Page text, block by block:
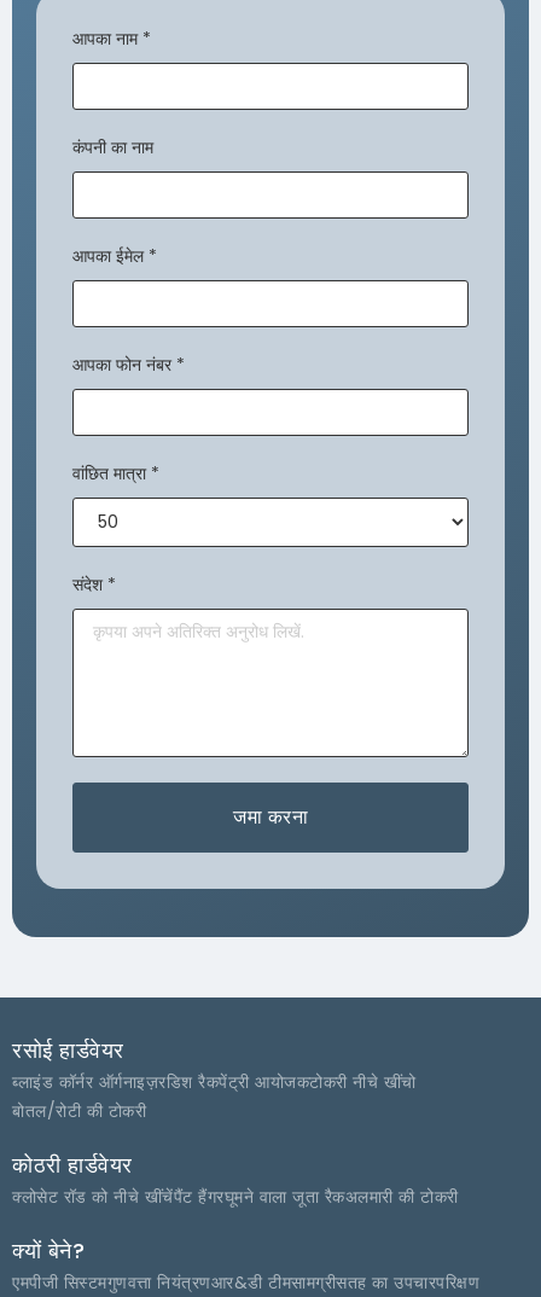
आपका नाम *
कंपनी का नाम
आपका ईमेल *
आपका फोन नंबर *
वांछित मात्रा *
संदेश *
जमा करना
रसोई हार्डवेयर
ब्लाइंड कॉर्नर ऑर्गनाइज़रडिश रैकपेंट्री आयोजकटोकरी नीचे खींचो
बोतल/रोटी की टोकरी
कोठरी हार्डवेयर
क्लोसेट रॉड को नीचे खींचेंपैंट हैंगरघूमने वाला जूता रैकअलमारी की टोकरी
क्यों बेने?
एमपीजी सिस्टमगुणवत्ता नियंत्रणआर&डी टीमसामग्रीसतह का उपचारपरिक्षण